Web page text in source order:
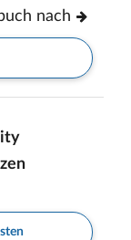
nach